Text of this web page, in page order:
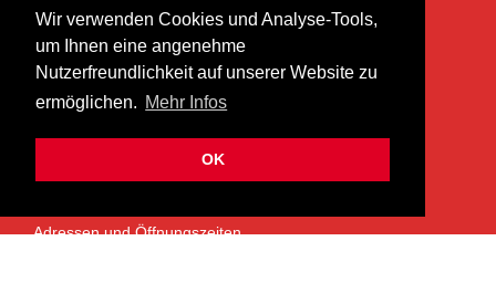
Wir verwenden Cookies und Analyse-Tools,
um Ihnen eine angenehme
Nutzerfreundlichkeit auf unserer Website zu
ermöglichen. Mehr Infos
OK
heer musik ag
Lättenstrasse 35
8952 Schlieren
info@heermusic.com
ÜBER UNS
Adressen und Öffnungszeiten